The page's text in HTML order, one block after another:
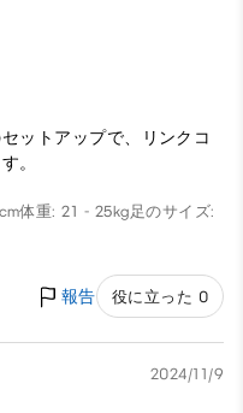
ットアップで、リンクコ
。
体重: 21 - 25kg足のサイズ:
報告 役に立った 0
2024/11/9